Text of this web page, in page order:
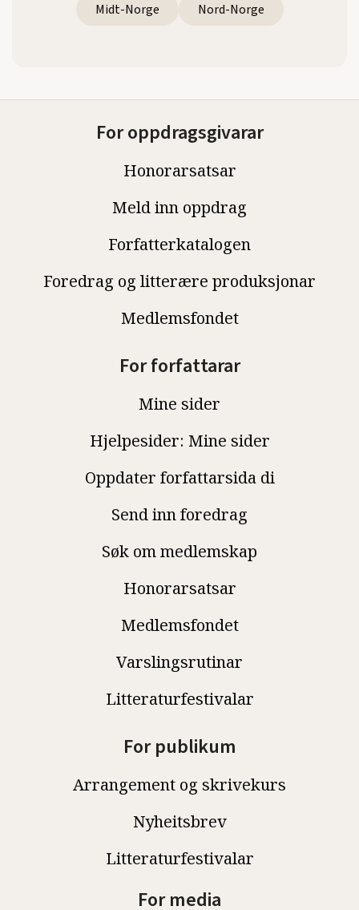
Midt-Norge
Nord-Norge
For oppdragsgivarar
Honorarsatsar
Meld inn oppdrag
Forfatterkatalogen
Foredrag og litterære produksjonar
Medlemsfondet
For forfattarar
Mine sider
Hjelpesider: Mine sider
Oppdater forfattarsida di
Send inn foredrag
Søk om medlemskap
Honorarsatsar
Medlemsfondet
Varslingsrutinar
Litteraturfestivalar
For publikum
Arrangement og skrivekurs
Nyheitsbrev
Litteraturfestivalar
For media